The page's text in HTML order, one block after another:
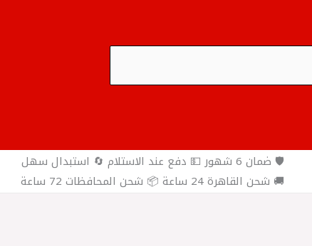
🛡️ ضمان 6 شهور 💵 دفع عند الاستلام 🔄 استبدال سهل
🚚 شحن القاهرة 24 ساعة 📦 شحن المحافظات 72 ساعة